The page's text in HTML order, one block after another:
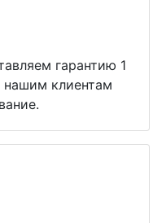
гарантию 1
нашим клиентам